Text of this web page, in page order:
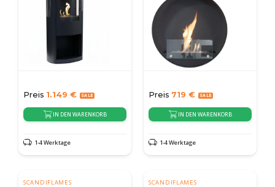
Preis 1.149 €
IN DEN WARENKORB
1-4 Werktage
Preis 719 €
IN DEN WARENKORB
1-4 Werktage
SCANDIFLAMES SCANDIFLAMES